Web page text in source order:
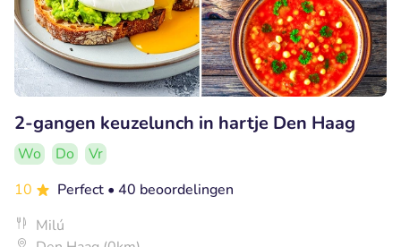
2-gangen keuzelunch in hartje Den Haag
Wo Do
Vr
10
Perfect • 40 beoordelingen
Milú